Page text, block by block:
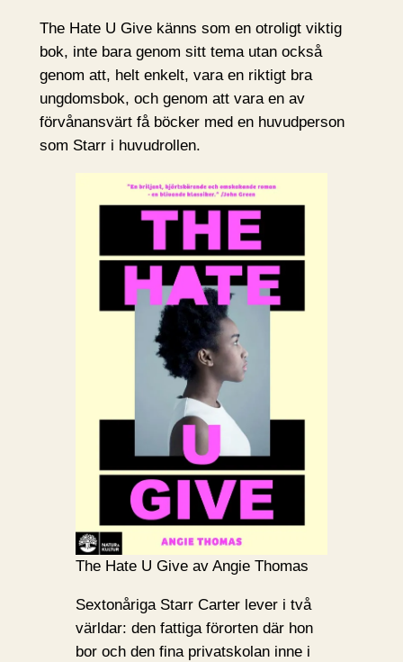
The Hate U Give känns som en otroligt viktig
bok, inte bara genom sitt tema utan också
genom att, helt enkelt, vara en riktigt bra
ungdomsbok, och genom att vara en av
förvånansvärt få böcker med en huvudperson
som Starr i huvudrollen.
The Hate U Give av Angie Thomas
Sextonåriga Starr Carter lever i två
världar: den fattiga förorten där hon
bor och den fina privatskolan inne i